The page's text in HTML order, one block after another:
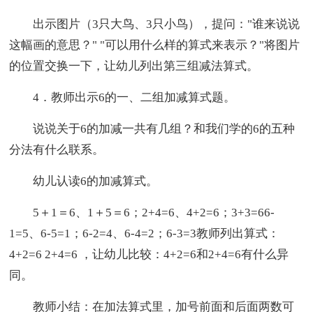
出示图片（3只大鸟、3只小鸟），提问："谁来说说
这幅画的意思？" "可以用什么样的算式来表示？"将图片
的位置交换一下，让幼儿列出第三组减法算式。
4．教师出示6的一、二组加减算式题。
说说关于6的加减一共有几组？和我们学的6的五种
分法有什么联系。
幼儿认读6的加减算式。
5＋1＝6、1＋5＝6；2+4=6、4+2=6；3+3=66-
1=5、6-5=1；6-2=4、6-4=2；6-3=3教师列出算式：
4+2=6 2+4=6 ，让幼儿比较：4+2=6和2+4=6有什么异
同。
教师小结：在加法算式里，加号前面和后面两数可